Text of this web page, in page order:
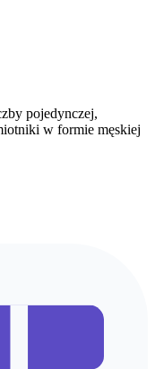
pojedynczej,
w formie męskiej